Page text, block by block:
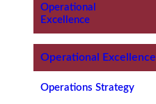
Operational
Excellence
Operational Excellence
Operations Strategy